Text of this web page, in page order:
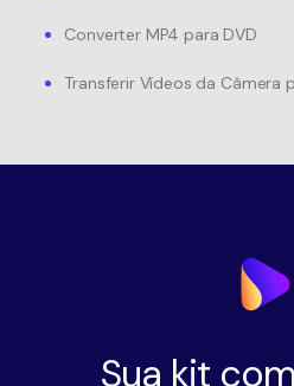
Converter MP4 para DVD
Transferir Vídeos da Câmera
Sua kit